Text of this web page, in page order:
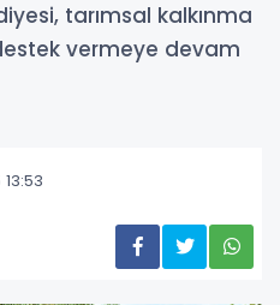
tarımsal kalkınma
vermeye devam